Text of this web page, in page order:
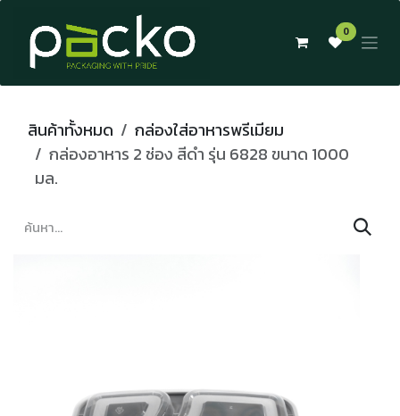
Skip to Content
0
สินค้าทั้งหมด
กล่องใส่อาหารพรีเมียม
กล่องอาหาร 2 ช่อง สีดำ รุ่น 6828 ขนาด 1000
มล.